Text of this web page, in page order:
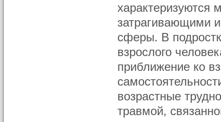
характеризуются
затрагивающими
сферы. В
взрослого
приближение ко
возрастные
травмой,